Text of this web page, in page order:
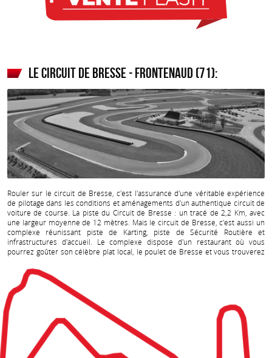
Le circuit de Bresse - Frontenaud (71):
Rouler sur le circuit de Bresse, c'est l'assurance d'une véritable expérience
de pilotage dans les conditions et aménagements d'un authentique circuit de
voiture de course. La piste du Circuit de Bresse : un tracé de 2,2 Km, avec
une largeur moyenne de 12 mètres. Mais le circuit de Bresse, c'est aussi un
complexe réunissant piste de Karting, piste de Sécurité Routière et
infrastructures d'accueil. Le complexe dispose d'un restaurant où vous
pourrez goûter soncélèbre plat local, le poulet de Bresse et vous trouverez